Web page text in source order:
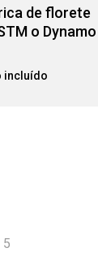
de florete
o Dynamo
incluído
5